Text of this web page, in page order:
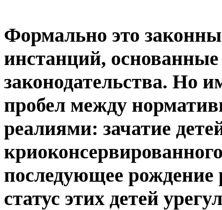
Формально это
инстанций,
законодательства. Но
пробел между
реалиями: зачатие
последующее рождение
статус этих детей